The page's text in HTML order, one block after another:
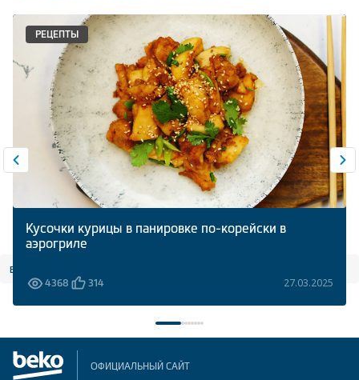
все статьи
РЕЦЕПТЫ
Кусочки курицы в панировке по-корейски в
аэрогриле
4368 314 27.03.2025
ОФИЦИАЛЬНЫЙ САЙТ